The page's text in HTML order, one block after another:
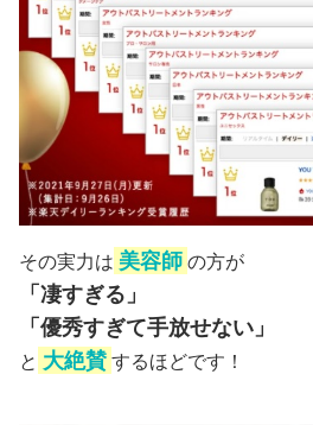
その実力は 美容師 の方が
「凄すぎる」
「優秀すぎて手放せない」
と 大絶賛 するほどです！